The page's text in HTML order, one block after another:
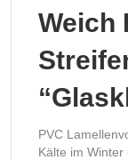
Weich
PVC
Kälte im Winter